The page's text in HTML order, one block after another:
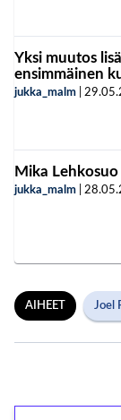
Yksi muutos
ensimmäinen
jukka_malm
Mika
jukka_malm
AIHEET Joel